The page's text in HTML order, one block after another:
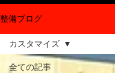
整備ブログ
全ての記事
カスタマイズ